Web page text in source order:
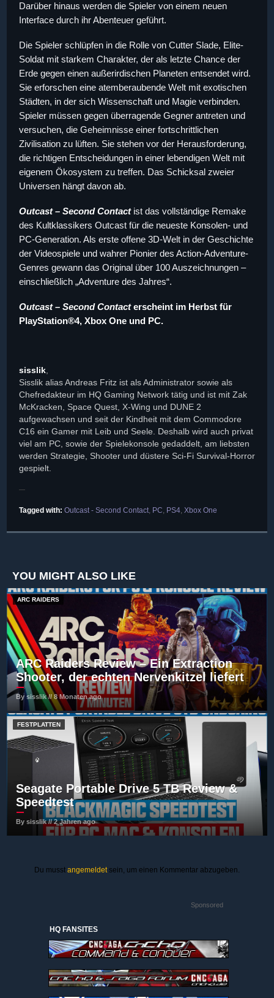
Darüber hinaus werden die Spieler von einem neuen
Interface durch ihr Abenteuer geführt.
Die Spieler schlüpfen in die Rolle von Cutter Slade, Elite-
Soldat mit starkem Charakter, der als letzte Chance der
Erde gegen einen außerirdischen Planeten entsendet wird.
Sie erforschen eine atemberaubende Welt mit exotischen
Städten, in der sich Wissenschaft und Magie verbinden.
Spieler müssen gegen überragende Gegner antreten und
versuchen, die Geheimnisse einer fortschrittlichen
Zivilisation zu lüften. Sie stehen vor der Herausforderung,
die richtigen Entscheidungen in einer lebendigen Welt mit
eigenem Ökosystem zu treffen. Das Schicksal zweier
Universen hängt davon ab.
Outcast – Second Contactist das vollständige Remake
des Kultklassikers Outcast für die neueste Konsolen- und
PC-Generation. Als erste offene 3D-Welt in der Geschichte
der Videospiele und wahrer Pionier des Action-Adventure-
Genres gewann das Original über 100 Auszeichnungen –
einschließlich „Adventure des Jahres“.
Outcast – Second Contacterscheint im Herbst für
PlayStation®4, Xbox One und PC.
sisslik
Sisslik alias Andreas Fritz ist als Administrator sowie als
Chefredakteur im HQ Gaming Network tätig und ist mit Zak
McKracken, Space Quest, X-Wing und DUNE 2
aufgewachsen und seit der Kindheit mit dem Commodore
C16 ein Gamer mit Leib und Seele. Deshalb wird auch privat
viel am PC, sowie der Spielekonsole gedaddelt, am liebsten
werden Strategie, Shooter und düstere Sci-Fi Survival-Horror
gespielt.
Tagged with: Outcast - Second Contact, PC, PS4, Xbox One
YOU MIGHT ALSO LIKE
ARC RAIDERS
ARC Raiders Review – Ein Extraction
Shooter, der echten Nervenkitzel liefert
By sisslik // 8 Monaten ago
FESTPLATTEN
Seagate Portable Drive 5 TB Review &
Speedtest
By sisslik // 2 Jahren ago
Du musst angemeldetsein, um einen Kommentar abzugeben.
Sponsored
HQ FANSITES